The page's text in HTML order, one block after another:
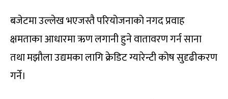
बजेटमा उल्लेख भएजस्तै परियोजनाको नगद प्रवाह
क्षमताका आधारमा ऋण लगानी हुने वातावरण गर्न साना
तथा मझौला उद्यमका लागि क्रेडिट ग्यारेन्टी कोष सुदृढीकरण
गर्ने।